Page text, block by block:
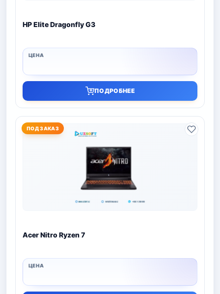
HP Elite Dragonfly G3
ПОДРОБНЕЕ
ПОД ЗАКАЗ
Acer Nitro Ryzen 7